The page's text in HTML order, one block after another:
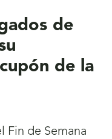
de
de la
Fin de Semana